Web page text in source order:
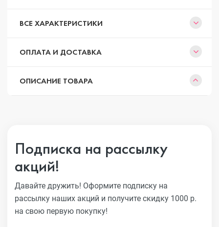
ВСЕ ХАРАКТЕРИСТИКИ
ОПЛАТА И ДОСТАВКА
ОПИСАНИЕ ТОВАРА
Подписка на рассылку
акций!
Давайте дружить! Оформите подписку на
рассылку наших акций и получите скидку 1000 р.
на свою первую покупку!